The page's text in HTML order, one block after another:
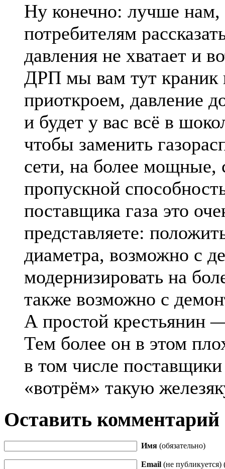
Ну конечно: лучше нам,
потребителям
давления не хватает и
ДРП мы вам тут краник
приоткроем, давление
и будет у вас всё в
чтобы заменить
сети, на более мощные,
пропускной
поставщика газа это
представляете:
диаметра, возможно с
модернизировать на
также возможно с
А простой крестьянин
Тем более он в этом
в том числе
«вотрём» такую
Оставить комментарий
Имя (обязательно)
Email (не публикуется)